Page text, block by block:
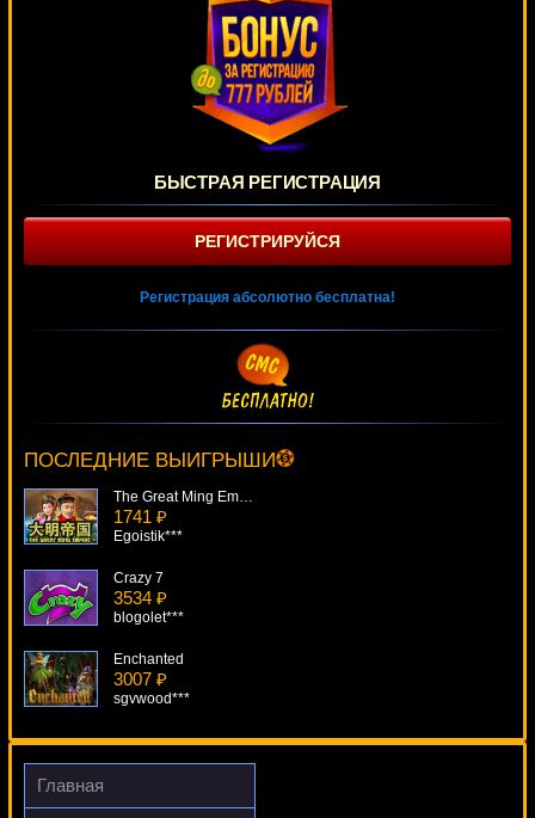
БЫСТРАЯ РЕГИСТРАЦИЯ
РЕГИСТРИРУЙСЯ
Регистрация абсолютно бесплатна!
ПОСЛЕДНИЕ ВЫИГРЫШИ
Deni***
The Great Ming Empire
1741 ₽
Egoistik***
Crazy 7
3534 ₽
blogolet***
Enchanted
3007 ₽
sgvwood***
The Invisible Man
1002 ₽
Главная